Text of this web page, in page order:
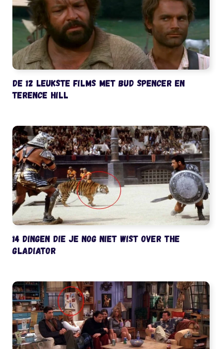
De 12 leukste films met Bud Spencer en
Terence Hill
14 dingen die je nog niet wist over The
Gladiator